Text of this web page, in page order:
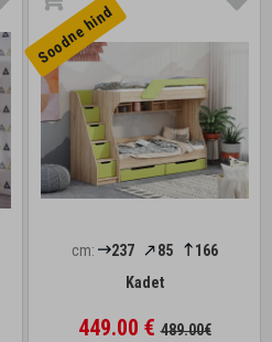
Soodne hind
cm: 237 85
166
Kadet
449.00 €489.00€